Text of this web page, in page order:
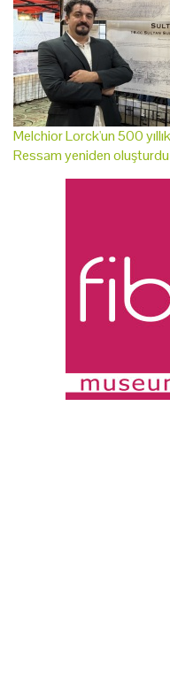
Melchior Lorck'un 500
Ressam yeniden oluşturdu